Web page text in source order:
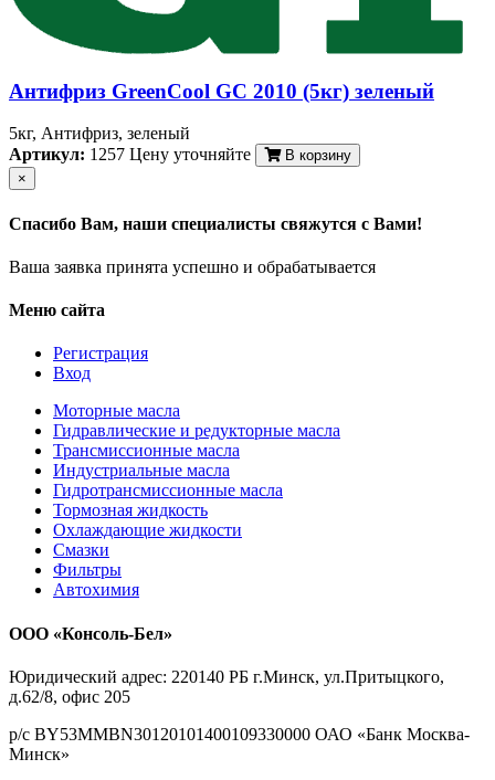
Антифриз GreenCool GC 2010 (5кг) зеленый
5кг, Антифриз, зеленый
Артикул: 1257 Цену уточняйте
В корзину
×
Спасибо Вам, наши специалисты свяжутся с Вами!
Ваша заявка принята успешно и обрабатывается
Меню сайта
Регистрация
Вход
Моторные масла
Гидравлические и редукторные масла
Трансмиссионные масла
Индустриальные масла
Гидротрансмиссионные масла
Тормозная жидкость
Охлаждающие жидкости
Смазки
Фильтры
Автохимия
ООО «Консоль-Бел»
Юридический адрес: 220140 РБ г.Минск, ул.Притыцкого,
д.62/8, офис 205
р/с BY53MMBN30120101400109330000 ОАО «Банк Москва-
Минск»